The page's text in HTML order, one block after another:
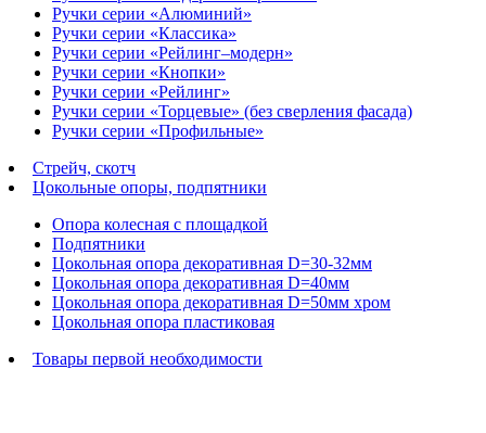
Ручки серии «Алюминий»
Ручки серии «Классика»
Ручки серии «Рейлинг–модерн»
Ручки серии «Кнопки»
Ручки серии «Рейлинг»
Ручки серии «Торцевые» (без сверления фасада)
Ручки серии «Профильные»
Стрейч, скотч
Цокольные опоры, подпятники
Опора колесная с площадкой
Подпятники
Цокольная опора декоративная D=30-32мм
Цокольная опора декоративная D=40мм
Цокольная опора декоративная D=50мм хром
Цокольная опора пластиковая
Товары первой необходимости